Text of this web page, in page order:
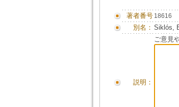
著者番号 18616
別名： Siklós,
説明：
ご意見